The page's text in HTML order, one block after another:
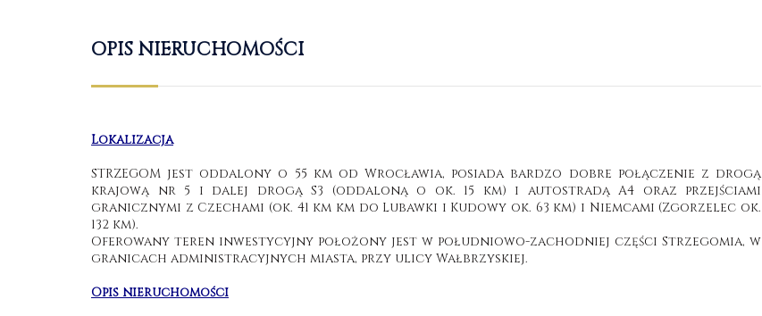
OPIS NIERUCHOMOŚCI
Lokalizacja
STRZEGOM jest oddalony o 55 km od Wrocławia, posiada bardzo dobre połączenie z drogą
krajową nr 5 i dalej drogą S3 (oddaloną o ok. 15 km) i autostradą A4 oraz przejściami
granicznymi z Czechami (ok. 41 km km do Lubawki i Kudowy ok. 63 km) i Niemcami (Zgorzelec ok.
132 km).
Oferowany teren inwestycyjny położony jest w południowo-zachodniej części Strzegomia, w
granicach administracyjnych miasta, przy ulicy Wałbrzyskiej.
Opis nieruchomości